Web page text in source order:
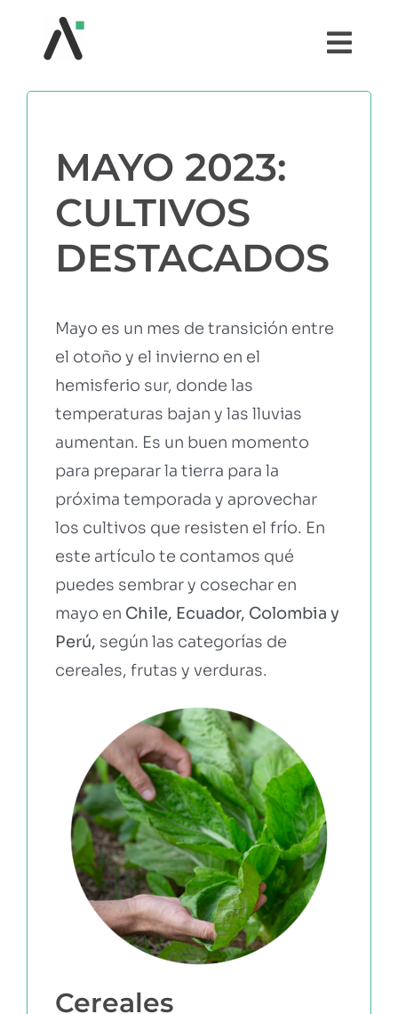
¿QUÉ ES AGRI?
MÓDULOS
TESTIMONIOS
PRECIOS
PARTNERS
COMUNIDAD AGRI
EBOOKS Y RECURSOS
PRUÉBALO GRATIS
MAYO 2023:
CULTIVOS
DESTACADOS
Mayo es un mes de transición entre
el otoño y el invierno en el
hemisferio sur, donde las
temperaturas bajan y las lluvias
aumentan. Es un buen momento
para preparar la tierra para la
próxima temporada y aprovechar
los cultivos que resisten el frío. En
este artículo te contamos qué
puedes sembrar y cosechar en
mayo en Chile, Ecuador, Colombia y
Perú, según las categorías de
cereales, frutas y verduras.
Cereales